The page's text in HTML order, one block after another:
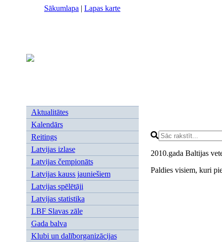
Sākumlapa | Lapas karte
Aktualitātes
Kalendārs
Reitings
Latvijas izlase
Latvijas čempionāts
Latvijas kauss jauniešiem
Latvijas spēlētāji
Latvijas statistika
LBF Slavas zāle
Gada balva
Klubi un dalīborganizācijas
2010.gada Baltijas
Paldies visiem, kuri